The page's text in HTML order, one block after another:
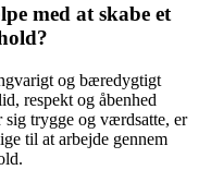
med at skabe et
og bæredygtigt
respekt og åbenhed
sig trygge og værdsatte, er
til at arbejde gennem